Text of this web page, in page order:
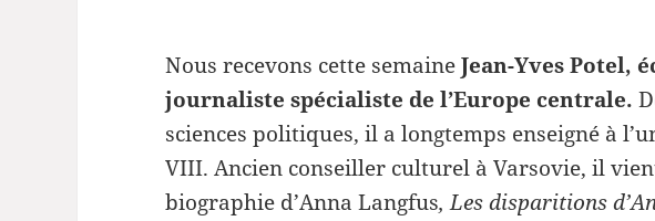
Nous recevons cette semaineJean-Yves Potel,
journaliste spécialiste de l’Europe centrale.
sciences politiques, il a longtemps enseigné à
VIII. Ancien conseiller culturel à Varsovie, il
biographie d’Anna Langfus, Les disparitions